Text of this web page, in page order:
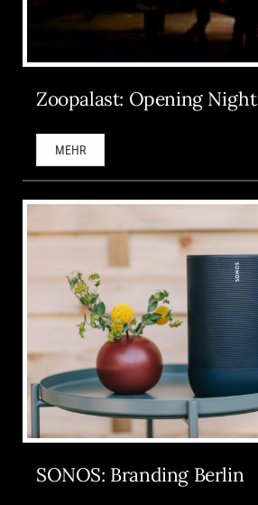
Zoopalast: Opening Night
MEHR
SONOS: Branding Berlin